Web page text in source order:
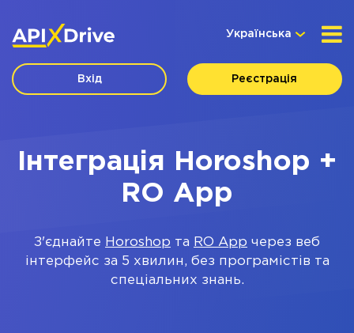
Українська
Вхід Реєстрація
Інтеграція Horoshop +
RO App
З'єднайте Horoshop та RO App через веб
інтерфейс за 5 хвилин, без програмістів та
спеціальних знань.